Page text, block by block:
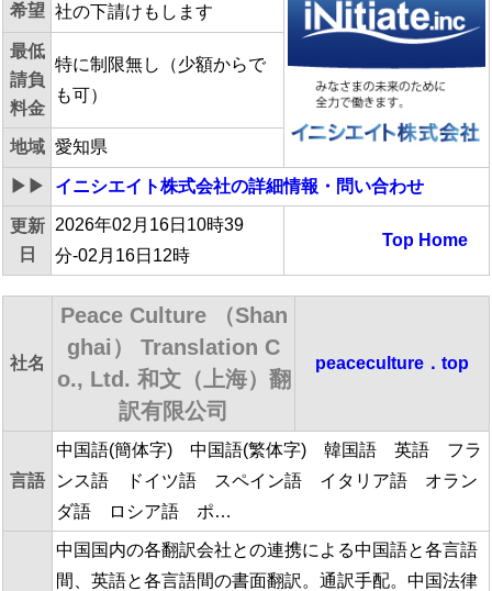
希望 社の下請けもします
最低
請負
料金
特に制限無し（少額からで
も可）
地域 愛知県
▶▶ イニシエイト株式会社の詳細情報・問い合わせ
更新
日
2026年02月16日10時39
分-02月16日12時
Top Home
社名
Peace Culture （Shan
ghai） Translation C
o., Ltd. 和文（上海）翻
訳有限公司
peaceculture．top
言語
中国語(簡体字) 中国語(繁体字) 韓国語 英語 フラ
ンス語 ドイツ語 スペイン語 イタリア語 オラン
ダ語 ロシア語 ポ…
中国国内の各翻訳会社との連携による中国語と各言語
間、英語と各言語間の書面翻訳。通訳手配。中国法律